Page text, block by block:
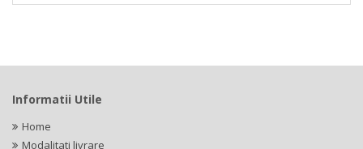
Informatii Utile
Home
Modalitati livrare